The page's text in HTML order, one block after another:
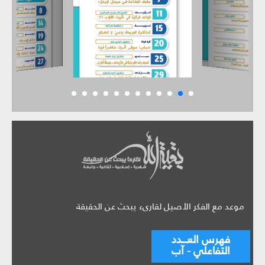
موعد مع الفكر الأصيل لقارىء يبحث عن الحقيقة
فهرس العـــدد
التفاعلي - آب